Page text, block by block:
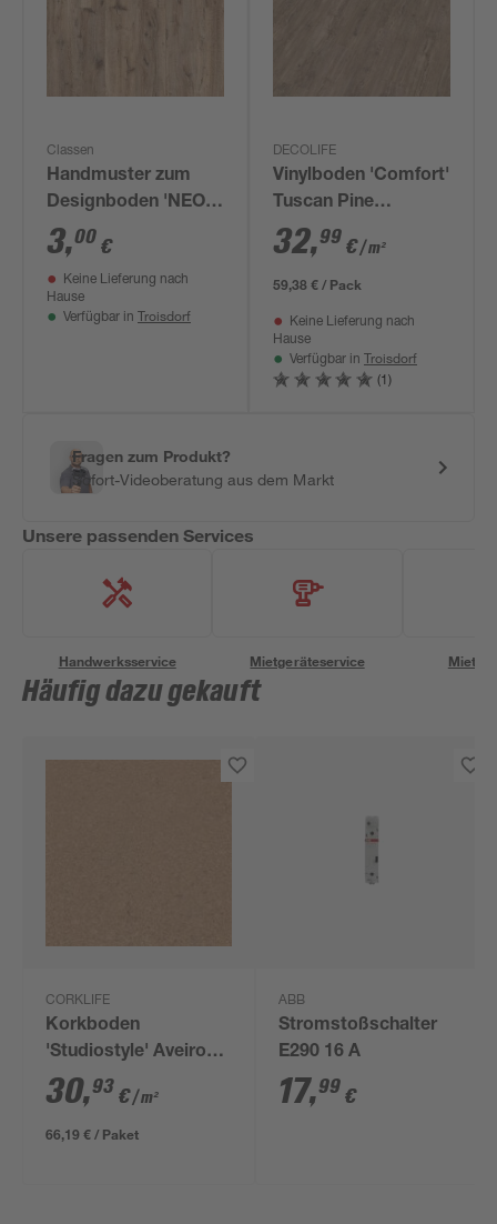
Classen
Handmuster zum
Designboden 'NEO
2.0 Wood'
Seawashed Oak 4,5
mm
3,00 €
Keine Lieferung nach
Hause
Verfügbar in Troisdorf
DECOLIFE
Vinylboden 'Comfort'
Tuscan Pine
graubraun 10,5 mm
32,99 €/ m²
59,38 € / Pack
Keine Lieferung nach
Hause
Verfügbar in Troisdorf
(1)
Fragen zum Produkt?
Sofort-Videoberatung aus dem Markt
Unsere passenden Services
Handwerksservice Mietgeräteservice
Häufig dazu gekauft
CORKLIFE
Korkboden
'Studiostyle' Aveiro
creme braun 10,5 mm
30,93 €/ m²
66,19 € / Paket
ABB
Stromstoßschalter
E290 16 A
17,99 €